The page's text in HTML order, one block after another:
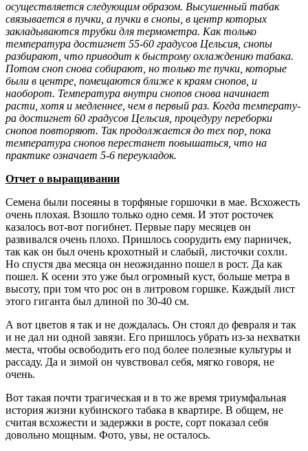
осуществляется следующим образом. Высушенный табак
связывается в пучки, а пучки в снопы, в центр которых
закладываются трубки для термометра. Как только
температура достигнет 55-60 граду­сов Цельсия, снопы
разбирают, что приводит к быстрому охлаждению табака.
Потом сноп снова соби­рают, но только те пучки, которые
были в центре, помещаются ближе к краям снопов, и
наоборот. Тем­пература внутри снопов снова начинает
расти, хотя и медленнее, чем в первый раз. Когда температу­
ра достигнет 60 градусов Цельсия, процедуру переборки
снопов повторяют. Так продолжается до тех пор, пока
температура снопов перестанет повышаться, что на
практике означает 5-6 переукладок.
Отчет о выращивании
Семена были посеяны в торфяные горшочки в мае. Всхожесть
очень плохая. Взошло только одно семя. И этот росточек
казалось вот-вот погибнет. Первые пару месяцев он
развивался очень плохо. Пришлось соорудить ему парничек,
так как он был очень крохотный и слабый, листочки сохли.
Но спустя два месяца он неожиданно пошел в рост. Да как
пошел. К осени это уже был огромный куст, больше метра в
высоту, при том что рос он в литровом горшке. Каждый лист
этого гиганта был длиной по 30-40 см.
А вот цветов я так и не дождалась. Он стоял до февраля и так
и не дал ни одной завязи. Его пришлось убрать из-за нехватки
места, чтобы освободить его под более полезные культуры и
рассаду. Да и зимой он чувствовал себя, мягко говоря, не
очень.
Вот такая почти трагическая и в то же время триумфальная
история жизни кубинского табака в квартире. В общем, не
считая всхожести и задержки в росте, сорт показал себя
довольно мощным. Фото, увы, не осталось.